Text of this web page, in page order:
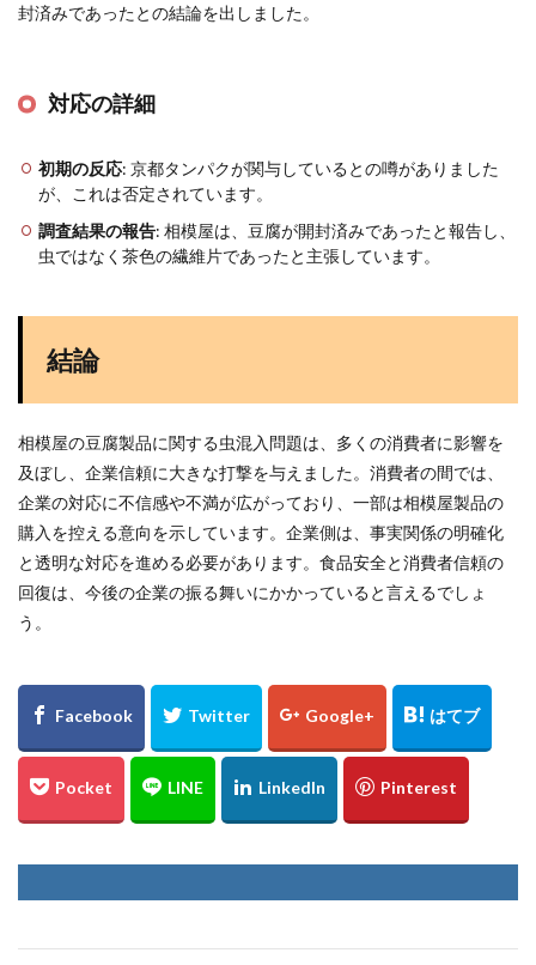
封済みであったとの結論を出しました。
対応の詳細
初期の反応: 京都タンパクが関与しているとの噂がありました
が、これは否定されています。
調査結果の報告: 相模屋は、豆腐が開封済みであったと報告し、
虫ではなく茶色の繊維片であったと主張しています。
結論
相模屋の豆腐製品に関する虫混入問題は、多くの消費者に影響を
及ぼし、企業信頼に大きな打撃を与えました。消費者の間では、
企業の対応に不信感や不満が広がっており、一部は相模屋製品の
購入を控える意向を示しています。企業側は、事実関係の明確化
と透明な対応を進める必要があります。食品安全と消費者信頼の
回復は、今後の企業の振る舞いにかかっていると言えるでしょ
う。